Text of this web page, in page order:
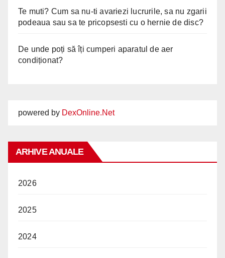
Te muti? Cum sa nu-ti avariezi lucrurile, sa nu zgarii
podeaua sau sa te pricopsesti cu o hernie de disc?
De unde poți să îți cumperi aparatul de aer
condiționat?
powered by DexOnline.Net
ARHIVE ANUALE
2026
2025
2024